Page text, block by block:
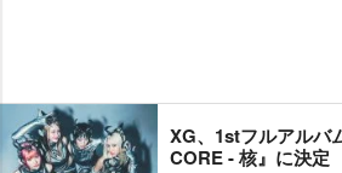
XG、1stフルアルバ
CORE - 核』に決定